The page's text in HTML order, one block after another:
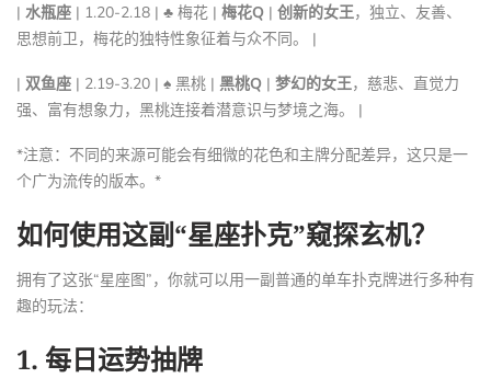
| 水瓶座 | 1.20-2.18 | ♣ 梅花 | 梅花Q | 创新的女王，独立、友善、
思想前卫，梅花的独特性象征着与众不同。 |
| 双鱼座 | 2.19-3.20 | ♠ 黑桃 | 黑桃Q | 梦幻的女王，慈悲、直觉力
强、富有想象力，黑桃连接着潜意识与梦境之海。 |
*注意：不同的来源可能会有细微的花色和主牌分配差异，这只是一
个广为流传的版本。*
如何使用这副“星座扑克”窥探玄机？
拥有了这张“星座图”，你就可以用一副普通的单车扑克牌进行多种有
趣的玩法：
1. 每日运势抽牌